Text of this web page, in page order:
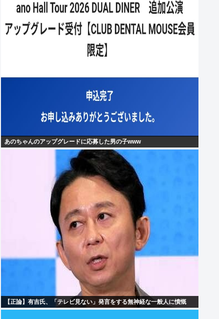
あのちゃんのアップグレードに応募した男の子www
【正論】有吉氏、「テレビ見ない」発言をする無神経な一般人に憤慨